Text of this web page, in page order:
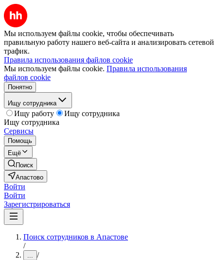
Мы используем файлы cookie, чтобы обеспечивать
правильную работу нашего веб-сайта и анализировать сетевой
трафик.
Правила использования файлов cookie
Мы используем файлы cookie. Правила использования
файлов cookie
Понятно
Ищу сотрудника
Ищу работу
Ищу сотрудника
Ищу сотрудника
Сервисы
Помощь
Ещё
Поиск
Апастово
Войти
Войти
Зарегистрироваться
Поиск сотрудников в Апастове
/
... /